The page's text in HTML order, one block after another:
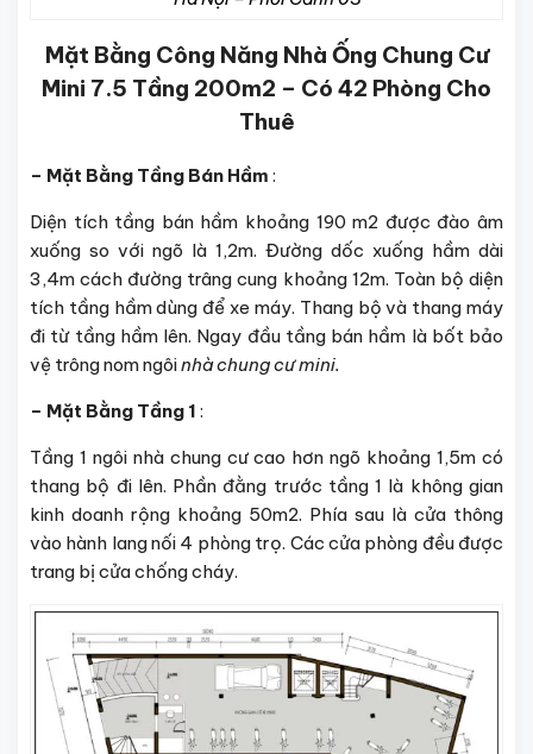
Mặt Bằng Công Năng Nhà Ống Chung Cư
Mini 7.5 Tầng 200m2 – Có 42 Phòng Cho
Thuê
– Mặt Bằng Tầng Bán Hầm :
Diện tích tầng bán hầm khoảng 190 m2 được đào âm
xuống so với ngõ là 1,2m. Đường dốc xuống hầm dài
3,4m cách đường trâng cung khoảng 12m. Toàn bộ diện
tích tầng hầm dùng để xe máy. Thang bộ và thang máy
đi từ tầng hầm lên. Ngay đầu tầng bán hầm là bốt bảo
vệ trông nom ngôinhà chung cư mini.
– Mặt Bằng Tầng 1 :
Tầng 1 ngôi nhà chung cư cao hơn ngõ khoảng 1,5m có
thang bộ đi lên. Phần đằng trước tầng 1 là không gian
kinh doanh rộng khoảng 50m2. Phía sau là cửa thông
vào hành lang nối 4 phòng trọ. Các cửa phòng đều được
trang bị cửa chống cháy.